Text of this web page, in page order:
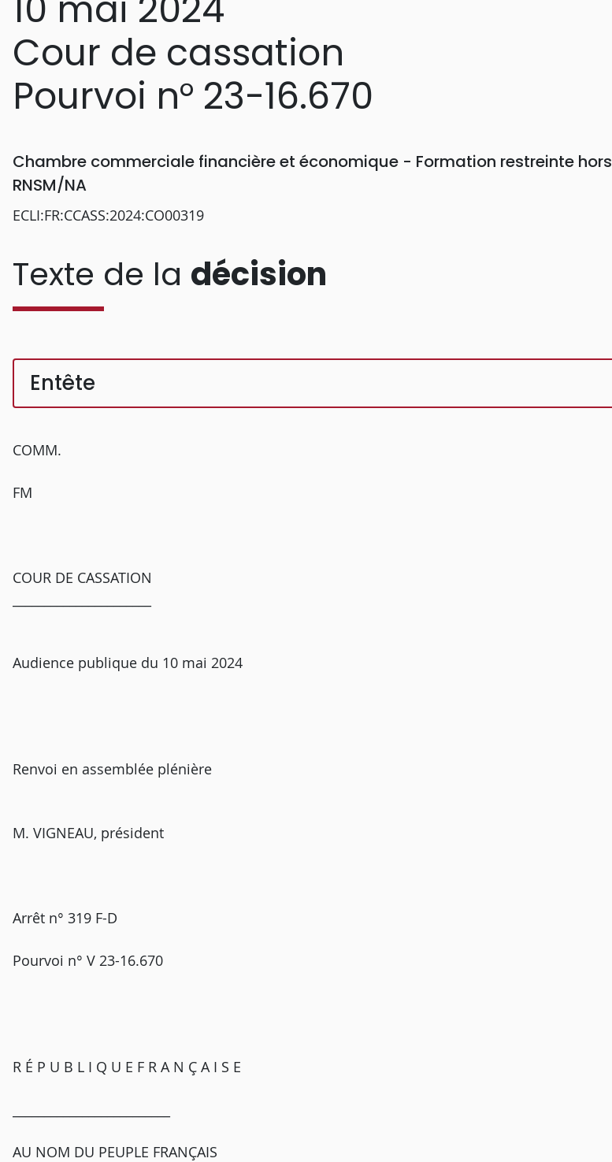
Cour de cassation
Pourvoi n° 23-16.670
Chambre commerciale financière et économique - Formation restreinte hors
RNSM/NA
ECLI:FR:CCASS:2024:CO00319
Texte de la décision
Entête
COMM.
FM
COUR DE CASSATION
Audience publique du 10 mai 2024
Renvoi en assemblée plénière
M. VIGNEAU, président
Arrêt n° 319 F-D
Pourvoi n° V 23-16.670
R É P U B L I Q U E F R A N Ç A I S E
AU NOM DU PEUPLE FRANÇAIS